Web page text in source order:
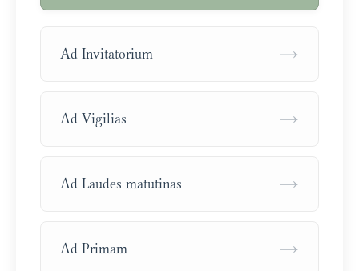
Ad Invitatorium →
Ad Vigilias →
Ad Laudes matutinas →
Ad Primam →